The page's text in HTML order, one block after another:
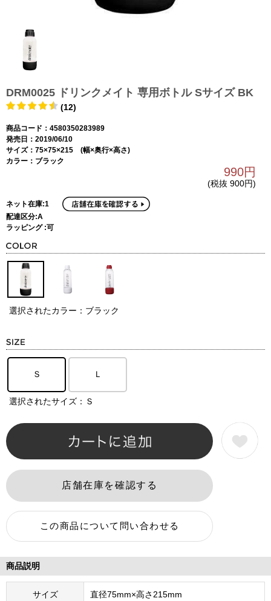
DRM0025 ドリンクメイト 専用ボトル Sサイズ BK
(12)
商品コード：4580350283989
発売日：2019/06/10
サイズ：75×75×215 (幅×奥行×高さ)
カラー：ブラック
990円
(税抜 900円)
ネット在庫:1
配達区分:A
ラッピング :可
選択されたカラー：ブラック
Ｓ Ｌ
選択されたサイズ：Ｓ
商品説明
サイズ 直径75mm×高さ215mm